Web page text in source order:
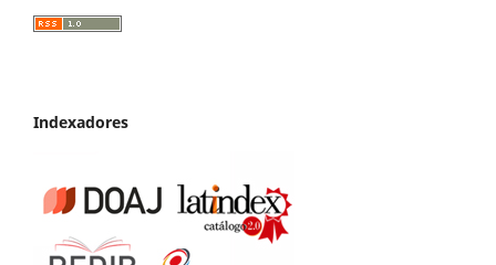
Indexadores